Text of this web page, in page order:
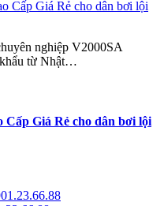
nghiệp V2000SA
từ Nhật…
Giá Rẻ cho dân bơi lội